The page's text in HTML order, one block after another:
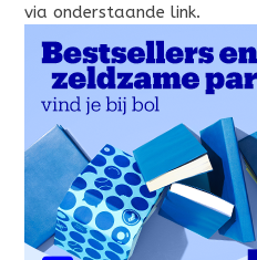
via onderstaande link.